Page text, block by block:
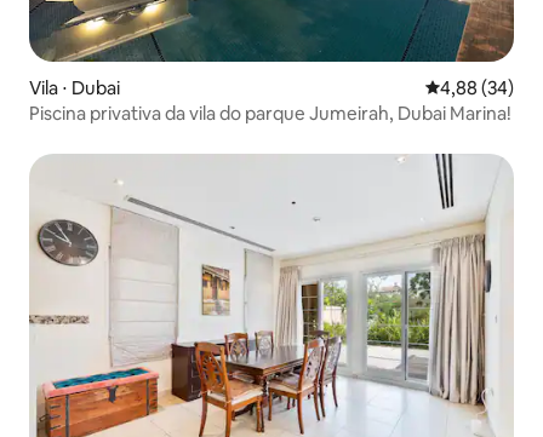
Vila ⋅ Dubai 4,88 de uma
4,88 (34)
Piscina privativa da vila do parque Jumeirah, Dubai Marina!